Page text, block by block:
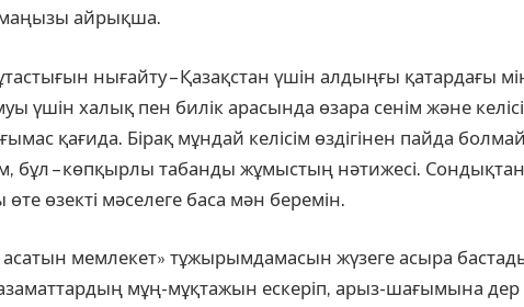
айрықша.
нығайту – Қазақстан үшін алдыңғы қатардағы
үшін халық пен билік арасында өзара сенім және
қағида. Бірақ мұндай келісім өздігінен пайда
бұл – көпқырлы табанды жұмыстың нәтижесі.
өзекті мәселеге баса мән беремін.
асатын мемлекет» тұжырымдамасын жүзеге асыра
мұң-мұқтажын ескеріп, арыз-шағымына дер